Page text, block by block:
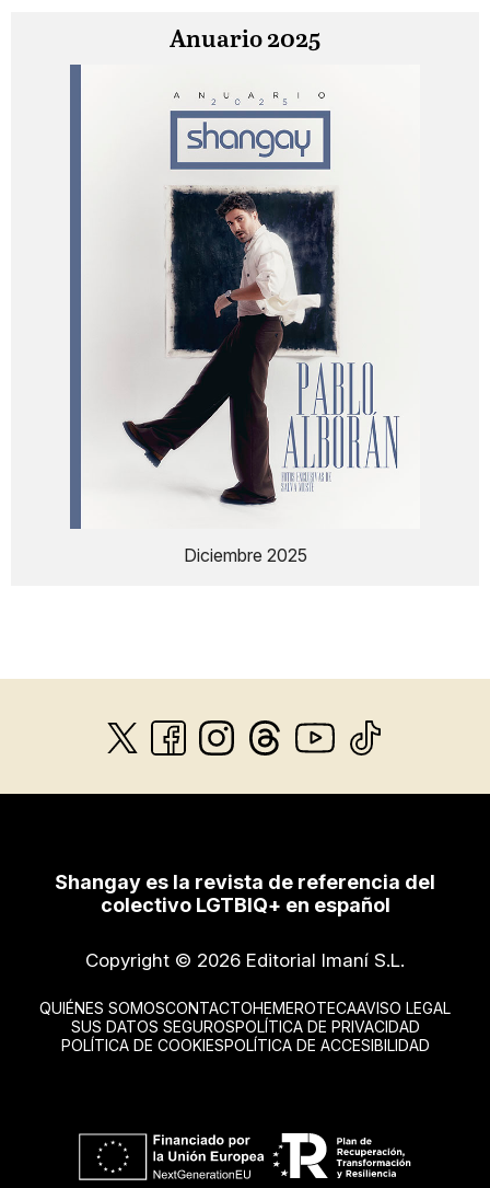
Anuario 2025
Diciembre 2025
Shangay es la revista de referencia del
colectivo LGTBIQ+ en español
Copyright © 2026 Editorial Imaní S.L.
QUIÉNES SOMOSCONTACTOHEMEROTECAAVISO LEGAL
SUS DATOS SEGUROSPOLÍTICA DE PRIVACIDAD
POLÍTICA DE COOKIESPOLÍTICA DE ACCESIBILIDAD